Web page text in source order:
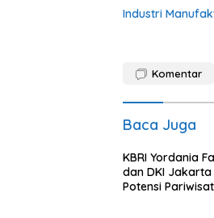
Industri
Komentar
Baca Juga
KBRI Yordania
dan DKI
Potensi